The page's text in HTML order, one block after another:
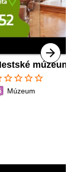
múzeum
star_border star_border star_border star_border
Múzeum